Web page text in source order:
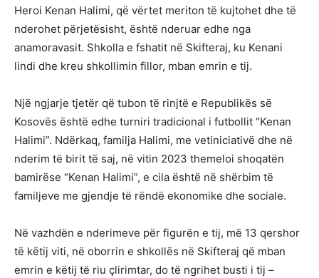
Heroi Kenan Halimi, që vërtet meriton të kujtohet dhe të
nderohet përjetësisht, është nderuar edhe nga
anamoravasit. Shkolla e fshatit në Skifteraj, ku Kenani
lindi dhe kreu shkollimin fillor, mban emrin e tij.
Një ngjarje tjetër që tubon të rinjtë e Republikës së
Kosovës është edhe turniri tradicional i futbollit “Kenan
Halimi”. Ndërkaq, familja Halimi, me vetiniciativë dhe në
nderim të birit të saj, në vitin 2023 themeloi shoqatën
bamirëse “Kenan Halimi”, e cila është në shërbim të
familjeve me gjendje të rëndë ekonomike dhe sociale.
Në vazhdën e nderimeve për figurën e tij, më 13 qershor
të këtij viti, në oborrin e shkollës në Skifteraj që mban
emrin e këtij të riu çlirimtar, do të ngrihet busti i tij –